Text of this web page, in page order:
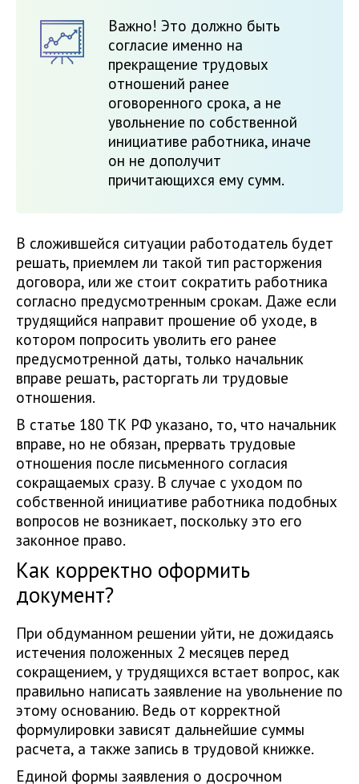
Важно! Это должно быть
согласие именно на
прекращение трудовых
отношений ранее
оговоренного срока, а не
увольнение по собственной
инициативе работника, иначе
он не дополучит
причитающихся ему сумм.
В сложившейся ситуации работодатель будет
решать, приемлем ли такой тип расторжения
договора, или же стоит сократить работника
согласно предусмотренным срокам. Даже если
трудящийся направит прошение об уходе, в
котором попросить уволить его ранее
предусмотренной даты, только начальник
вправе решать, расторгать ли трудовые
отношения.
В статье 180 ТК РФ указано, то, что начальник
вправе, но не обязан, прервать трудовые
отношения после письменного согласия
сокращаемых сразу. В случае с уходом по
собственной инициативе работника подобных
вопросов не возникает, поскольку это его
законное право.
Как корректно оформить
документ?
При обдуманном решении уйти, не дожидаясь
истечения положенных 2 месяцев перед
сокращением, у трудящихся встает вопрос, как
правильно написать заявление на увольнение по
этому основанию. Ведь от корректной
формулировки зависят дальнейшие суммы
расчета, а также запись в трудовой книжке.
Единой формы заявления о досрочном